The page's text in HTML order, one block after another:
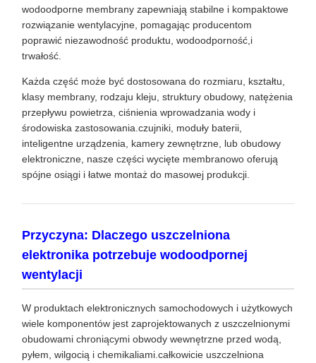
wodoodporne membrany zapewniają stabilne i kompaktowe
rozwiązanie wentylacyjne, pomagając producentom
poprawić niezawodność produktu, wodoodporność,i
trwałość.
Każda część może być dostosowana do rozmiaru, kształtu,
klasy membrany, rodzaju kleju, struktury obudowy, natężenia
przepływu powietrza, ciśnienia wprowadzania wody i
środowiska zastosowania.czujniki, moduły baterii,
inteligentne urządzenia, kamery zewnętrzne, lub obudowy
elektroniczne, nasze części wycięte membranowo oferują
spójne osiągi i łatwe montaż do masowej produkcji.
Przyczyna: Dlaczego uszczelniona
elektronika potrzebuje wodoodpornej
wentylacji
W produktach elektronicznych samochodowych i użytkowych
wiele komponentów jest zaprojektowanych z uszczelnionymi
obudowami chroniącymi obwody wewnętrzne przed wodą,
pyłem, wilgocią i chemikaliami.całkowicie uszczelniona